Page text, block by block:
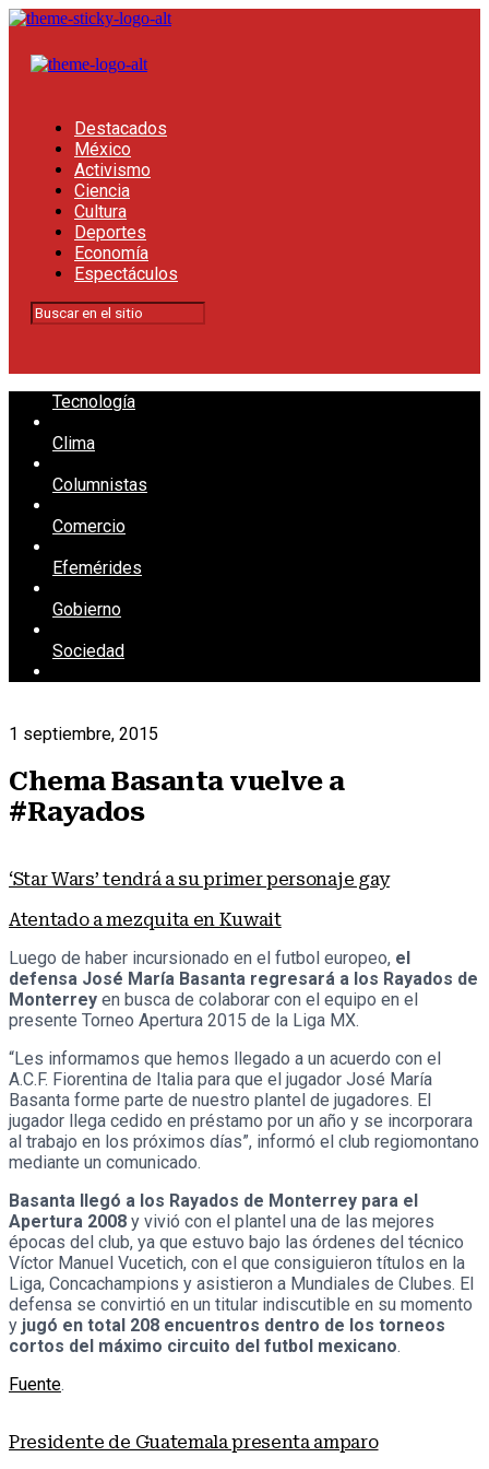
Destacados
México
Activismo
Ciencia
Cultura
Deportes
Economía
Espectáculos
Tecnología
Clima
Columnistas
Comercio
Efemérides
Gobierno
Sociedad
1 septiembre, 2015
Chema Basanta vuelve a
#Rayados
‘Star Wars’ tendrá a su primer personaje gay
Atentado a mezquita en Kuwait
Luego de haber incursionado en el futbol europeo, el
defensa José María Basanta regresará a los Rayados de
Monterrey en busca de colaborar con el equipo en el
presente Torneo Apertura 2015 de la Liga MX.
“Les informamos que hemos llegado a un acuerdo con el
A.C.F. Fiorentina de Italia para que el jugador José María
Basanta forme parte de nuestro plantel de jugadores. El
jugador llega cedido en préstamo por un año y se incorporara
al trabajo en los próximos días”, informó el club regiomontano
mediante un comunicado.
Basanta llegó a los Rayados de Monterrey para el
Apertura 2008 y vivió con el plantel una de las mejores
épocas del club, ya que estuvo bajo las órdenes del técnico
Víctor Manuel Vucetich, con el que consiguieron títulos en la
Liga, Concachampions y asistieron a Mundiales de Clubes. El
defensa se convirtió en un titular indiscutible en su momento
y jugó en total 208 encuentros dentro de los torneos
cortos del máximo circuito del futbol mexicano.
Fuente.
Presidente de Guatemala presenta amparo